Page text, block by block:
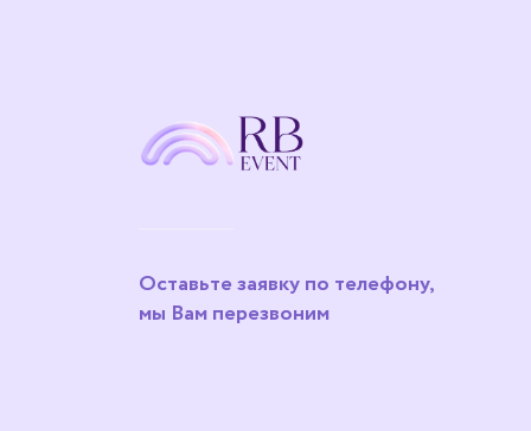
Оставьте заявку по телефону,
мы Вам перезвоним